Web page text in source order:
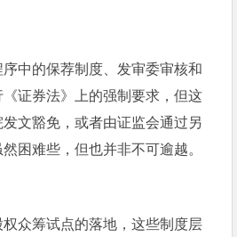
中的保荐制度、发审委审核和
证券法》上的强制要求，但这
文豁免，或者由证监会通过另
困难些，但也并非不可逾越。
众筹试点的落地，这些制度层